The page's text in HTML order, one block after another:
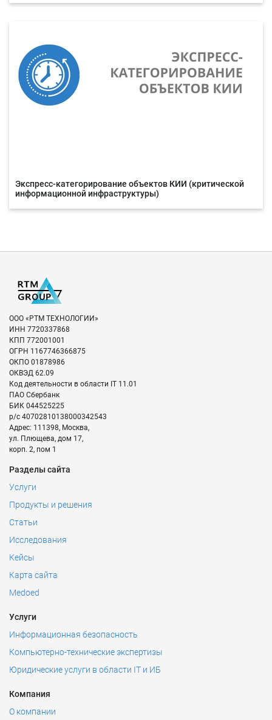
Экспресс-категорирование объектов КИИ (критической
информационной инфраструктуры)
ООО «РТМ ТЕХНОЛОГИИ»
ИНН 7720337868
КПП 772001001
ОГРН 1167746366875
ОКПО 01878986
ОКВЭД 62.09
Код деятельности в области IT 11.01
ПАО Сбербанк
БИК 044525225
р/с 40702810138000342543
Адрес: 111398, Москва,
ул. Плющева, дом 17,
корп. 2, пом 1
Разделы сайта
Услуги
Продукты и решения
Статьи
Исследования
Кейсы
Карта сайта
Medoed
Услуги
Информационная безопасность
Компьютерно-технические экспертизы
Юридические услуги в области IT и ИБ
Компания
О компании